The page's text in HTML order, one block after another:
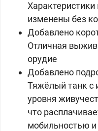
изменены без
Добавлено
Отличная
орудие
Добавлено
Тяжёлый танк с
уровня
что
мобильностью